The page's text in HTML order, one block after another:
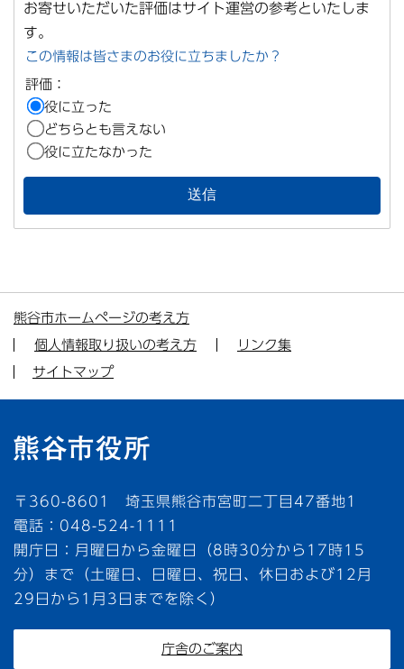
お寄せいただいた評価はサイト運営の参考といたしま
す。
この情報は皆さまのお役に立ちましたか？
評価：
役に立った
どちらとも言えない
役に立たなかった
熊谷市ホームページの考え方
個人情報取り扱いの考え方
リンク集
サイトマップ
〒360-8601 埼玉県熊谷市宮町二丁目47番地1
電話：048-524-1111
開庁日：月曜日から金曜日（8時30分から17時15
分）まで（土曜日、日曜日、祝日、休日および12月
29日から1月3日までを除く）
庁舎のご案内